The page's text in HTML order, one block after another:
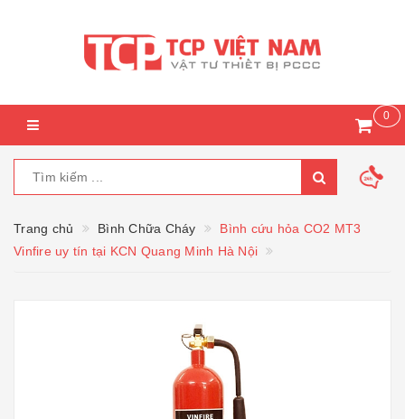
0
Trang chủ Bình Chữa Cháy
Bình cứu hỏa CO2 MT3
Vinfire uy tín tại KCN Quang Minh Hà Nội